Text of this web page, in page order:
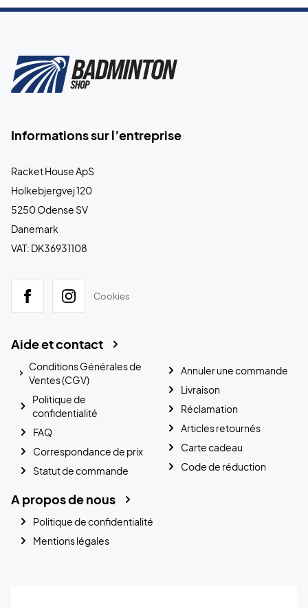
Informations sur l’entreprise
Racket House ApS
Holkebjergvej 120
5250 Odense SV
Danemark
VAT: DK36931108
Cookies
Aide et contact
Conditions Générales de
Ventes (CGV)
Politique de
confidentialité
FAQ
Correspondance de prix
Statut de commande
Annuler une commande
Livraison
Réclamation
Articles retournés
Carte cadeau
Code de réduction
A propos de nous
Politique de confidentialité
Mentions légales